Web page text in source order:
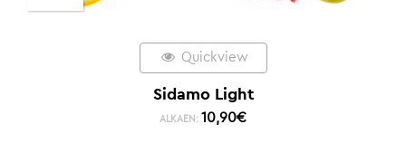
Quickview
Sidamo Light
ALKAEN: 10,90€